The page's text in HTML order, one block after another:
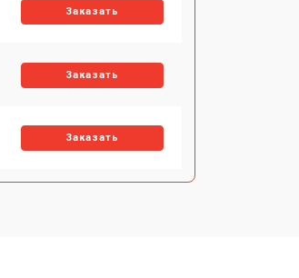
Заказать
Заказать
Заказать